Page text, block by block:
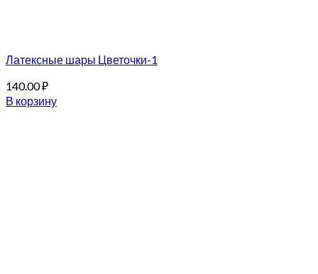
Латексные шары Цветочки-1
140.00₽
В корзину